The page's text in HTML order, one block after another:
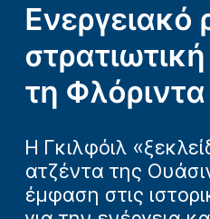
Ενεργειακό
τη Φλόριντα
Η Γκιλφόιλ
ατζέντα της
έμφαση στις